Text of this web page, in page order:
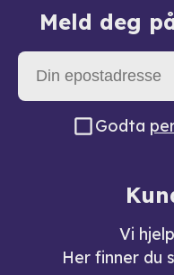
Meld deg
Godta
Vi
Her finner du